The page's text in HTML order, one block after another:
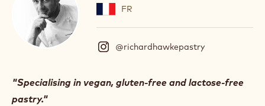
FR
@richardhawkepastry
s
"Specialising in vegan, gluten-free and lactose-free
pastry."